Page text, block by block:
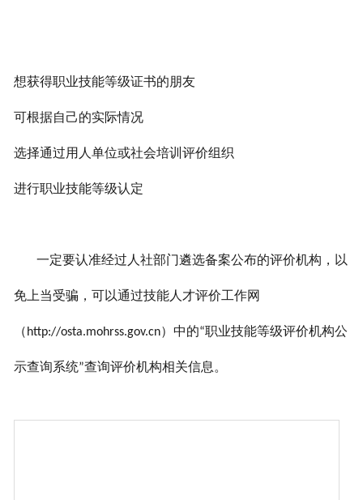
想获得职业技能等级证书的朋友
可根据自己的实际情况
选择通过用人单位或社会培训评价组织
进行职业技能等级认定
一定要认准经过人社部门遴选备案公布的评价机构，以
免上当受骗，可以通过技能人才评价工作网
（http://osta.mohrss.gov.cn）中的“职业技能等级评价机构公
示查询系统”查询评价机构相关信息。